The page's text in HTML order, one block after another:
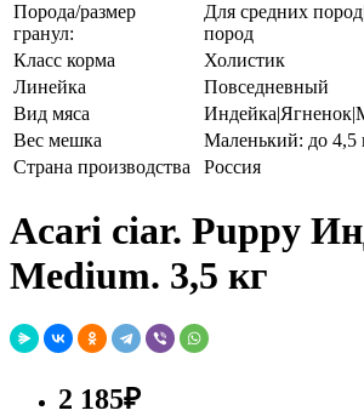
Порода/размер
гранул:
Для средних
пород
Класс корма
Холистик
Линейка
Повседневный
Вид мяса
Вес мешка
Маленький: до 4,5
Страна производства
Россия
Acari ciar. Puppy
Medium. 3,5 кг
2 185₽